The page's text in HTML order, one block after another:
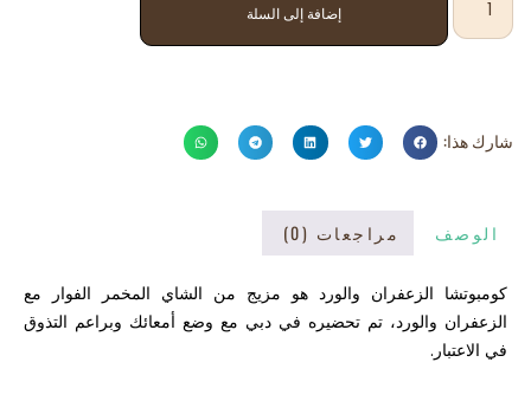
إضافة إلى السلة
شارك هذا:
الوصف مراجعات (0)
كومبوتشا الزعفران والورد هو مزيج من الشاي المخمر الفوار مع
الزعفران والورد، تم تحضيره في دبي مع وضع أمعائك وبراعم التذوق
في الاعتبار.